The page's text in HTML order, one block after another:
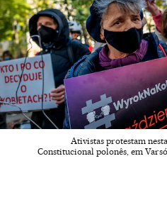
Ativistas protestam
Constitucional polonês, em